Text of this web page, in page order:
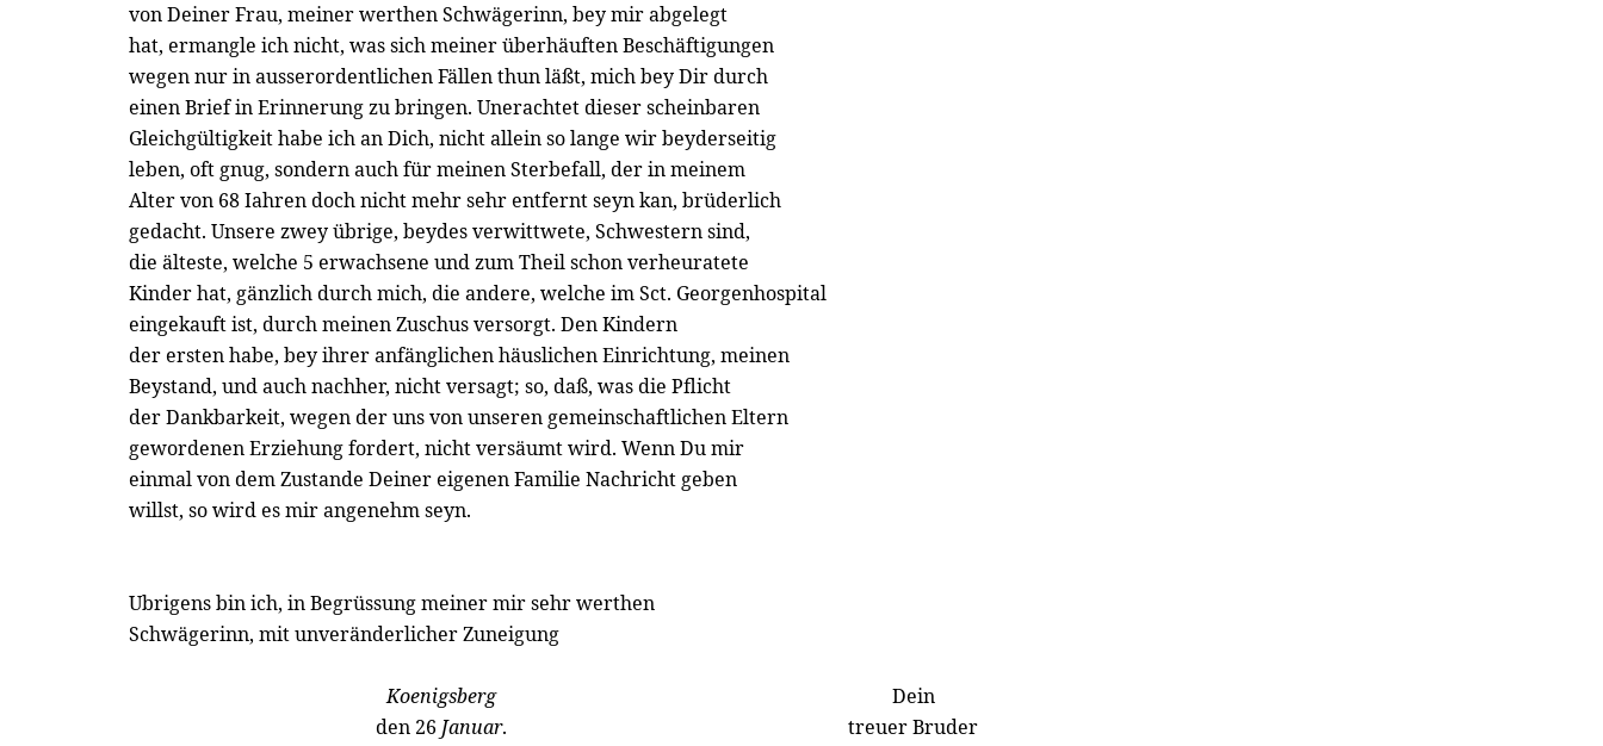
von Deiner Frau, meiner werthen Schwägerinn, bey mir abgelegt
hat, ermangle ich nicht, was sich meiner überhäuften Beschäftigungen
wegen nur in ausserordentlichen Fällen thun läßt, mich bey Dir durch
einen Brief in Erinnerung zu bringen. Unerachtet dieser scheinbaren
Gleichgültigkeit habe ich an Dich, nicht allein so lange wir beyderseitig
leben, oft gnug, sondern auch für meinen Sterbefall, der in meinem
Alter von 68 Iahren doch nicht mehr sehr entfernt seyn kan, brüderlich
gedacht. Unsere zwey übrige, beydes verwittwete, Schwestern sind,
die älteste, welche 5 erwachsene und zum Theil schon verheuratete
Kinder hat, gänzlich durch mich, die andere, welche im Sct. Georgenhospital
eingekauft ist, durch meinen Zuschus versorgt. Den Kindern
der ersten habe, bey ihrer anfänglichen häuslichen Einrichtung, meinen
Beystand, und auch nachher, nicht versagt; so, daß, was die Pflicht
der Dankbarkeit, wegen der uns von unseren gemeinschaftlichen Eltern
gewordenen Erziehung fordert, nicht versäumt wird. Wenn Du mir
einmal von dem Zustande Deiner eigenen Familie Nachricht geben
willst, so wird es mir angenehm seyn.
Ubrigens bin ich, in Begrüssung meiner mir sehr werthen
Schwägerinn, mit unveränderlicher Zuneigung
Koenigsberg
Dein
den 26 Januar.
treuer Bruder